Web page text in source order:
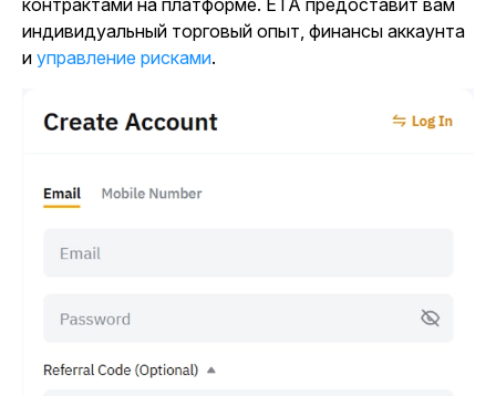
индивидуальный торговый опыт, финансы аккаунта
и управление рисками.